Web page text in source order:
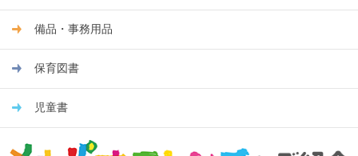
備品・事務用品
保育図書
児童書